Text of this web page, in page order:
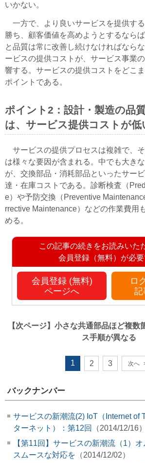
いかない。
一方で、より良いサービスを提供す
勝ち、顧客価値を高めようとするなら
と品質は常に改善し続けなければなら
ービスの提供コストが、サービス事業
響する。サービスの提供コストをどこ
ポイントである。
ポイント2：設計・製造の品
は、サービス提供コストが低
サービスの提供プロセスは複雑で、
は様々な要因が含まれる。中でも大き
が、交換部品・消耗部品といったサー
達・在庫コストである。診断検査（
e）や予防交換（Preventive
rrective Maintenance）などの作業費用
める。
この記事の続きをお読みいた
会員登録（無料）が必
会員登録 (無料)
ページへ
ロ
記
【次ページ】 小さな共通部品ほど複数
ス手順が異なる
1 2 3 次へ
バックナンバー
サービスの新潮流(2) IoT（Internet of
ターネット）：第12回
（2014/12/16）
【第11回】サービスの新潮流（1）
スムースな対応を （2014/12/02）